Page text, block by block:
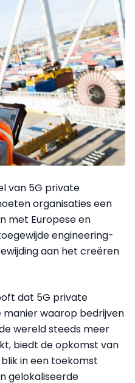
van 5G private
organisaties een
met Europese en
engineering-
aan het creëren
dat 5G private
waarop bedrijven
wereld steeds meer
biedt de opkomst van
in een toekomst
gelokaliseerde